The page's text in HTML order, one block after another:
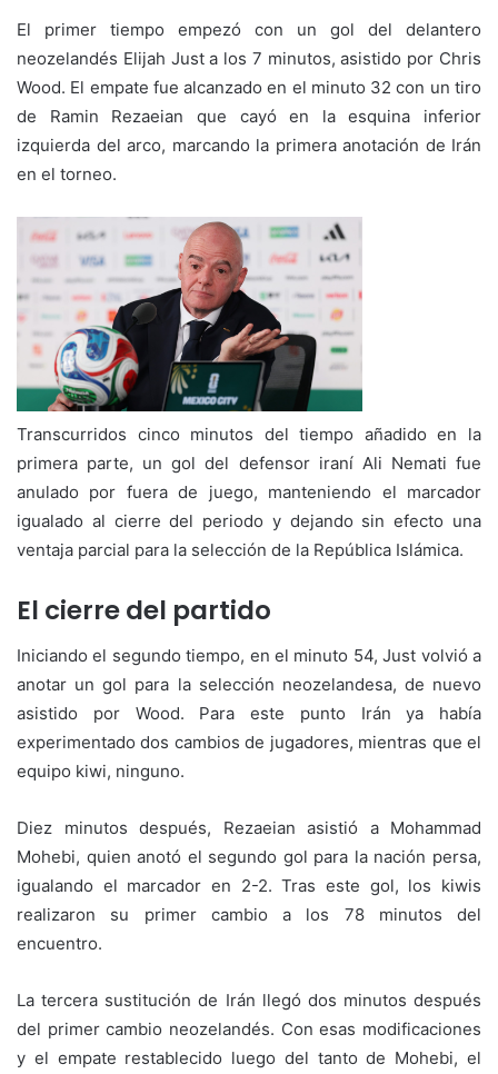
El primer tiempo empezó con un gol del delantero
neozelandés Elijah Just a los 7 minutos, asistido por Chris
Wood. El empate fue alcanzado en el minuto 32 con un tiro
de Ramin Rezaeian que cayó en la esquina inferior
izquierda del arco, marcando la primera anotación de Irán
en el torneo.
Transcurridos cinco minutos del tiempo añadido en la
primera parte, un gol del defensor iraní Ali Nemati fue
anulado por fuera de juego, manteniendo el marcador
igualado al cierre del periodo y dejando sin efecto una
ventaja parcial para la selección de la República Islámica.
El cierre del partido
Iniciando el segundo tiempo, en el minuto 54, Just volvió a
anotar un gol para la selección neozelandesa, de nuevo
asistido por Wood. Para este punto Irán ya había
experimentado dos cambios de jugadores, mientras que el
equipo kiwi, ninguno.
Diez minutos después, Rezaeian asistió a Mohammad
Mohebi, quien anotó el segundo gol para la nación persa,
igualando el marcador en 2-2. Tras este gol, los kiwis
realizaron su primer cambio a los 78 minutos del
encuentro.
La tercera sustitución de Irán llegó dos minutos después
del primer cambio neozelandés. Con esas modificaciones
y el empate restablecido luego del tanto de Mohebi, el